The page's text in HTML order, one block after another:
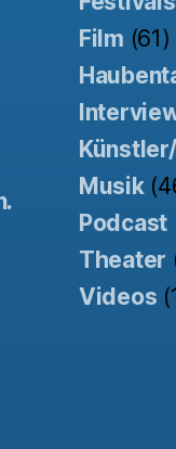
Film (61)
Musik
Podcast
Theater
Videos